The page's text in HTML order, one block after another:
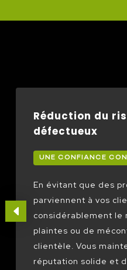
Réduction du
défectueux
UNE CONFIANCE
En évitant que des
parviennent à vos
considérablement le
plaintes ou de
clientèle. Vous
réputation solide et